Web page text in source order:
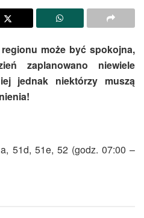
może być spokojna,
zaplanowano niewiele
jednak niektórzy muszą
51d, 51e, 52 (godz. 07:00 –